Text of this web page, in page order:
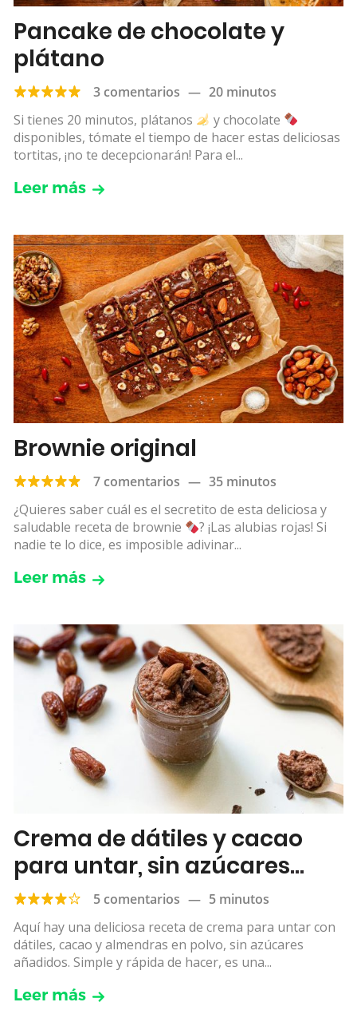
Pancake de chocolate y
plátano
3 comentarios — 20 minutos
Si tienes 20 minutos, plátanos
y chocolate
disponibles, tómate el tiempo de hacer estas deliciosas
tortitas, ¡no te decepcionarán! Para el...
Leer más
Brownie original
7 comentarios — 35 minutos
¿Quieres saber cuál es el secretito de esta deliciosa y
saludable receta de brownie
? ¡Las alubias rojas! Si
nadie te lo dice, es imposible adivinar...
Leer más
Crema de dátiles y cacao
para untar, sin azúcares
añadidos5 comentarios — 5 minutos
Aquí hay una deliciosa receta de crema para untar con
dátiles, cacao y almendras en polvo, sin azúcares
añadidos. Simple y rápida de hacer, es una...
Leer más